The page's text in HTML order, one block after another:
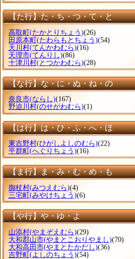
【た行】た・ち・つ・て・と
高取町(たかとりちょう)(26)
田原本町(たわらもとちょう)(54)
天川村(てんかわむら)(16)
天理市(てんりし)(86)
十津川村(とつかわむら)(28)
【な行】な・に・ぬ・ね・の
奈良市(ならし)(167)
野迫川村(のせがわむら)(1)
【は行】は・ひ・ふ・へ・ほ
東吉野村(ひがしよしのむら)(22)
平群町 (へぐりちょう)(16)
【ま行】ま・み・む・め・も
御杖村(みつえむら)(4)
三宅町 (みやけちょう)(6)
【や行】や・ゆ・よ
山添村(やまぞえむら)(29)
大和郡山市(やまとこおりやまし)(70)
大和高田市(やまとたかだし)(36)
吉野町(よしのちょう)(54)